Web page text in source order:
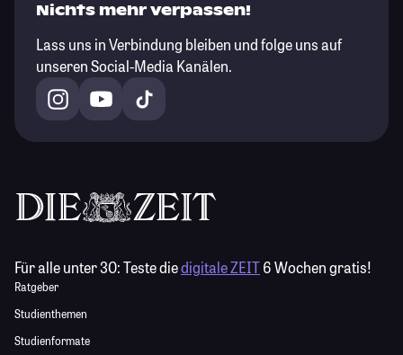
Nichts mehr verpassen!
Lass uns in Verbindung bleiben und folge uns auf
unseren Social-Media Kanälen.
Für alle unter 30:Teste diedigitale ZEIT6 Wochen gratis!
Ratgeber
Studienthemen
Studienformate